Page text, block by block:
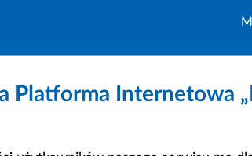
Platforma Internetowa